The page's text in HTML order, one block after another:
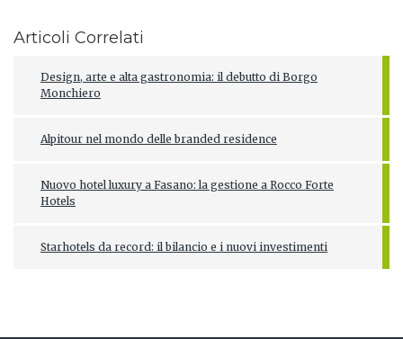
Articoli Correlati
Design, arte e alta gastronomia: il debutto di Borgo
Monchiero
Alpitour nel mondo delle branded residence
Nuovo hotel luxury a Fasano: la gestione a Rocco Forte
Hotels
Starhotels da record: il bilancio e i nuovi investimenti